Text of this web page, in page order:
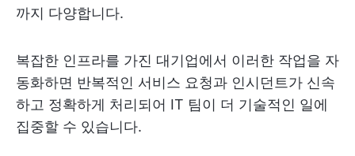
까지 다양합니다.
복잡한 인프라를 가진 대기업에서 이러한 작업을 자
동화하면 반복적인 서비스 요청과 인시던트가 신속
하고 정확하게 처리되어 IT 팀이 더 기술적인 일에
집중할 수 있습니다.